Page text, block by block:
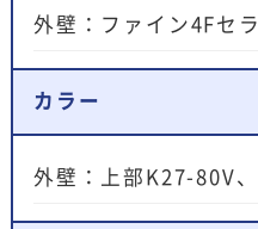
外壁：ファイン4Fセ
カラー
外壁：上部K27-80V